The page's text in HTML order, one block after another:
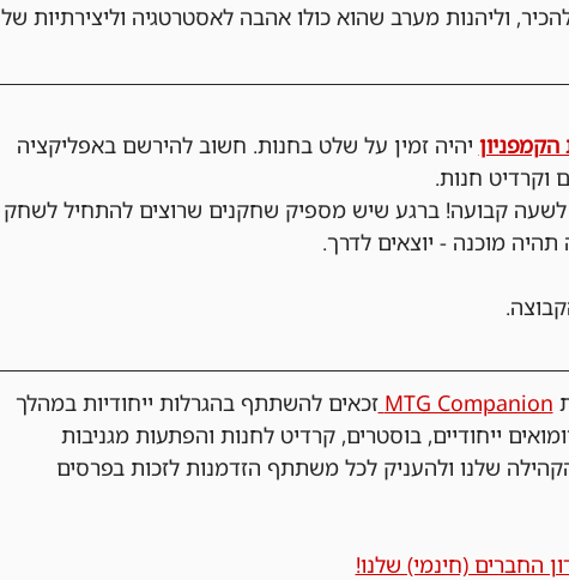
וליהנות מערב שהוא כולו אהבה לאסטרטגיה וליצירתיות של
הקמפניון יהיה זמין על שלט בחנות. חשוב להירשם באפליקציה
וקרדיט חנות.
קבועה! ברגע שיש מספיק שחקנים שרוצים להתחיל לשחק
מוכנה - יוצאים לדרך.
MTG Companion זכאים להשתתף בהגרלות ייחודיות במהלך
ייחודיים, בוסטרים, קרדיט לחנות והפתעות מגניבות
הקהילה שלנו ולהעניק לכל משתתף הזדמנות לזכות בפרסים
החברים (חינמי) שלנו!